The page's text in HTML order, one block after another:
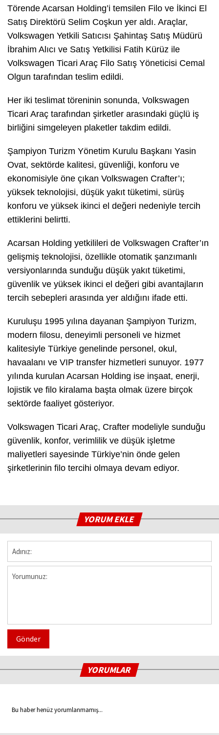
Törende Acarsan Holding’i temsilen Filo ve İkinci El
Satış Direktörü Selim Coşkun yer aldı. Araçlar,
Volkswagen Yetkili Satıcısı Şahintaş Satış Müdürü
İbrahim Alıcı ve Satış Yetkilisi Fatih Kürüz ile
Volkswagen Ticari Araç Filo Satış Yöneticisi Cemal
Olgun tarafından teslim edildi.
Her iki teslimat töreninin sonunda, Volkswagen
Ticari Araç tarafından şirketler arasındaki güçlü iş
birliğini simgeleyen plaketler takdim edildi.
Şampiyon Turizm Yönetim Kurulu Başkanı Yasin
Ovat, sektörde kalitesi, güvenliği, konforu ve
ekonomisiyle öne çıkan Volkswagen Crafter’ı;
yüksek teknolojisi, düşük yakıt tüketimi, sürüş
konforu ve yüksek ikinci el değeri nedeniyle tercih
ettiklerini belirtti.
Acarsan Holding yetkilileri de Volkswagen Crafter’ın
gelişmiş teknolojisi, özellikle otomatik şanzımanlı
versiyonlarında sunduğu düşük yakıt tüketimi,
güvenlik ve yüksek ikinci el değeri gibi avantajların
tercih sebepleri arasında yer aldığını ifade etti.
Kuruluşu 1995 yılına dayanan Şampiyon Turizm,
modern filosu, deneyimli personeli ve hizmet
kalitesiyle Türkiye genelinde personel, okul,
havaalanı ve VIP transfer hizmetleri sunuyor. 1977
yılında kurulan Acarsan Holding ise inşaat, enerji,
lojistik ve filo kiralama başta olmak üzere birçok
sektörde faaliyet gösteriyor.
Volkswagen Ticari Araç, Crafter modeliyle sunduğu
güvenlik, konfor, verimlilik ve düşük işletme
maliyetleri sayesinde Türkiye’nin önde gelen
şirketlerinin filo tercihi olmaya devam ediyor.
YORUM EKLE
Gönder
YORUMLAR
Bu haber henüz yorumlanmamış...